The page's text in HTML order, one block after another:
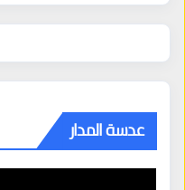
عدسة المدار